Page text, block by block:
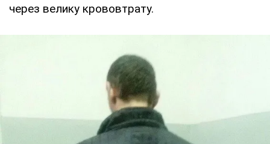
через велику крововтрату.